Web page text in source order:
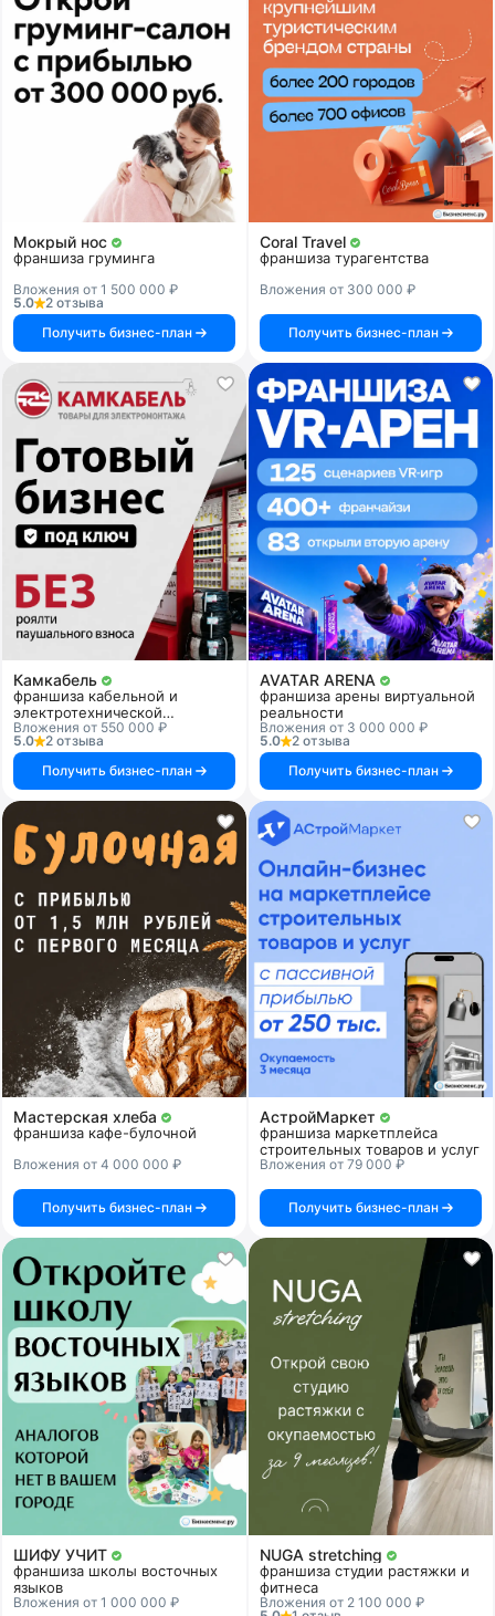
Мокрый нос
франшиза груминга
Вложения от 1 500 000 ₽
5.0
2 отзыва
Получить бизнес-план
Coral Travel
франшиза турагентства
Вложения от 300 000 ₽
Получить бизнес-план
Камкабель
франшиза кабельной и
электротехнической
продукции
Вложения от 550 000 ₽
5.0
2 отзыва
Получить бизнес-план
AVATAR ARENA
франшиза арены виртуальной
реальности
Вложения от 3 000 000 ₽
5.0
2 отзыва
Получить бизнес-план
Мастерская хлеба
франшиза кафе-булочной
Вложения от 4 000 000 ₽
Получить бизнес-план
АстройМаркет
франшиза маркетплейса
строительных товаров и услуг
Вложения от 79 000 ₽
Получить бизнес-план
ШИФУ УЧИТ
франшиза школы восточных
языков
Вложения от 1 000 000 ₽
NUGA stretching
франшиза студии растяжки и
фитнеса
Вложения от 2 100 000 ₽